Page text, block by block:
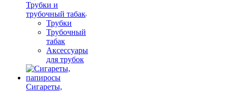
Трубки и
трубочный табак
Трубки
Трубочный
табак
Аксессуары
для трубок
Сигареты,